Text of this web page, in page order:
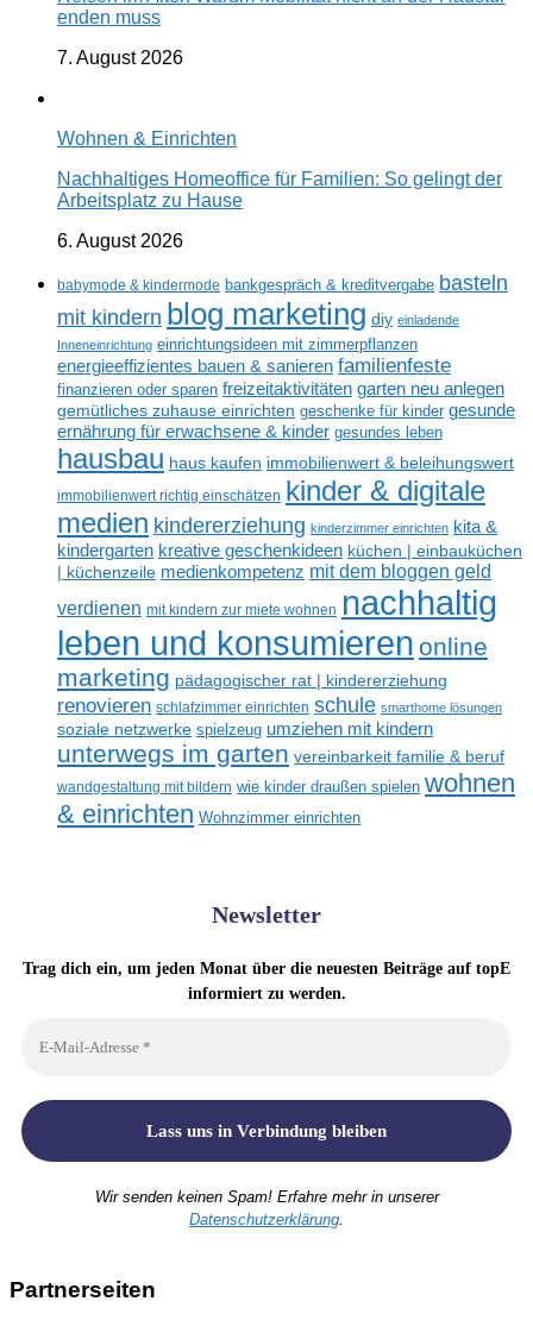
enden muss
7. August 2026
Wohnen & Einrichten
Nachhaltiges Homeoffice für Familien: So gelingt der
Arbeitsplatz zu Hause
6. August 2026
babymode & kindermode bankgespräch & kreditvergabe basteln
mit kindern blog marketing diy einladende
Inneneinrichtung einrichtungsideen mit zimmerpflanzen
energieeffizientes bauen & sanieren familienfeste
finanzieren oder sparen freizeitaktivitäten garten neu anlegen
gemütliches zuhause einrichten geschenke für kinder gesunde
ernährung für erwachsene & kinder gesundes leben
hausbau haus kaufen immobilienwert & beleihungswert
immobilienwert richtig einschätzen
kinder & digitale
medien kindererziehung kinderzimmer einrichten kita &
kindergarten kreative geschenkideen küchen | einbauküchen
| küchenzeile medienkompetenz mit dem bloggen geld
verdienen mit kindern zur miete wohnen nachhaltig
leben und konsumieren online
marketing pädagogischer rat | kindererziehung
renovieren schlafzimmer einrichten schule smarthome lösungen
soziale netzwerke spielzeug umziehen mit kindern
unterwegs im garten vereinbarkeit familie & beruf
wandgestaltung mit bildern wie kinder draußen spielen wohnen
& einrichten Wohnzimmer einrichten
Newsletter
Trag dich ein, um jeden Monat über die neuesten Beiträge auf topE
informiert zu werden.
Wir senden keinen Spam! Erfahre mehr in unserer
Datenschutzerklärung.
Partnerseiten